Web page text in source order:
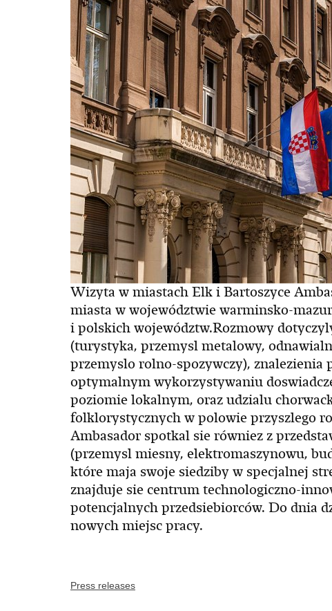
Wizyta w miastach Elk i Bartoszyce
miasta w województwie warminsko-
i polskich województw.Rozmowy
(turystyka, przemysl metalowy,
przemyslo rolno-spozywczy), znalezienia
optymalnym wykorzystywaniu
poziomie lokalnym, oraz udzialu
folklorystycznych w polowie przyszlego
Ambasador spotkal sie równiez z
(przemysl miesny, elektromaszynowu,
które maja swoje siedziby w specjalnej
znajduje sie centrum technologiczno-
potencjalnych przedsiebiorców. Do dnia
nowych miejsc pracy.
Press releases